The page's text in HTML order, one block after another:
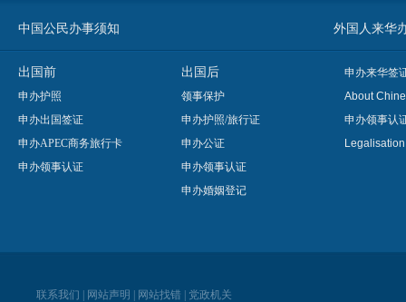
中国公民办事须知 外国人来华
出国前
申办护照
申办出国签证
申办APEC商务旅行卡
申办领事认证
出国后
领事保护
申办护照/旅行证
申办公证
申办领事认证
申办婚姻登记
申办来华签
About
申办领事认
联系我们 网站声明 网站找错 党政机关